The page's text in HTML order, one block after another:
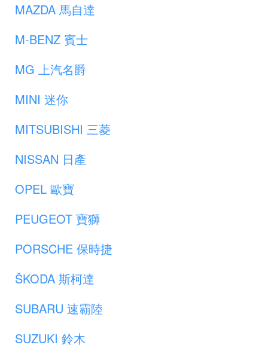
MAZDA 馬自達
M-BENZ 賓士
MG 上汽名爵
MINI 迷你
MITSUBISHI 三菱
NISSAN 日產
OPEL 歐寶
PEUGEOT 寶獅
PORSCHE 保時捷
ŠKODA 斯柯達
SUBARU 速霸陸
SUZUKI 鈴木